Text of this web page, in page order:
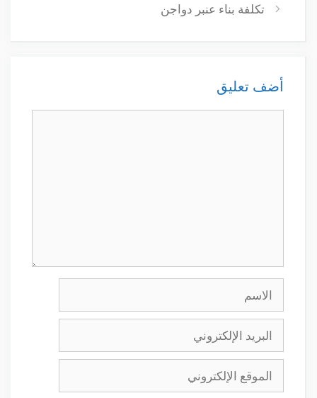
تكلفة بناء عنبر دواجن
أضف تعليق
الاسم
البريد
الإلكتروني
الموقع
الإلكتروني